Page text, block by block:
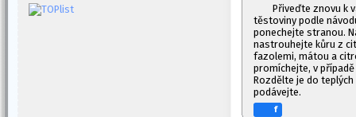
Přiveďte znovu k
těstoviny podle
ponechejte stranou.
nastrouhejte kůru z
fazolemi, mátou a
promíchejte, v
Rozdělte je do
podávejte.
f